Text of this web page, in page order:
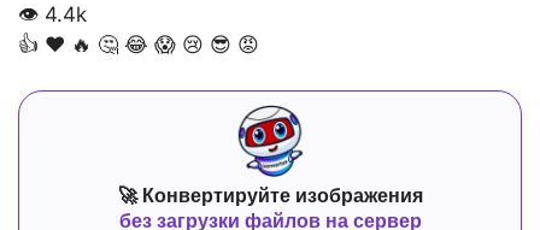
👁 4.4k
👍 ❤️ 🔥 🤔 😂 😱 😢 😎 😡
🚀 Конвертируйте изображения
без загрузки файлов на сервер